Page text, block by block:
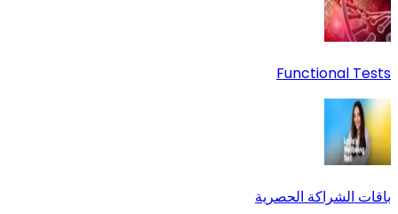
Functional Tests
باقات الشراكة الحصرية